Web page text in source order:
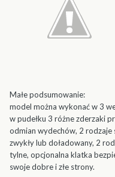
Małe podsumowanie:
model można wykonać w 3
w pudełku 3 różne zderzaki
odmian wydechów, 2 rodzaje
zwykły lub doładowany, 2
tylne, opcjonalna klatka
swoje dobre i złe strony.